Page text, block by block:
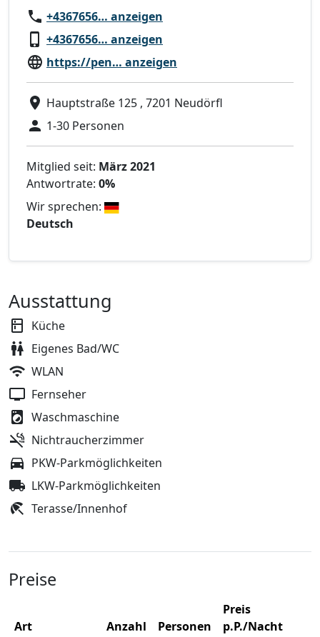
+4367656… anzeigen
+4367656… anzeigen
https://pen… anzeigen
Hauptstraße 125 , 7201 Neudörfl
1-30 Personen
Mitglied seit: März 2021
Antwortrate: 0%
Wir sprechen:
Deutsch
Ausstattung
Küche
Eigenes Bad/WC
WLAN
Fernseher
Waschmaschine
Nichtraucherzimmer
PKW-Parkmöglichkeiten
LKW-Parkmöglichkeiten
Terasse/Innenhof
Preise
Art Anzahl Personen
Preis
p.P./Nacht